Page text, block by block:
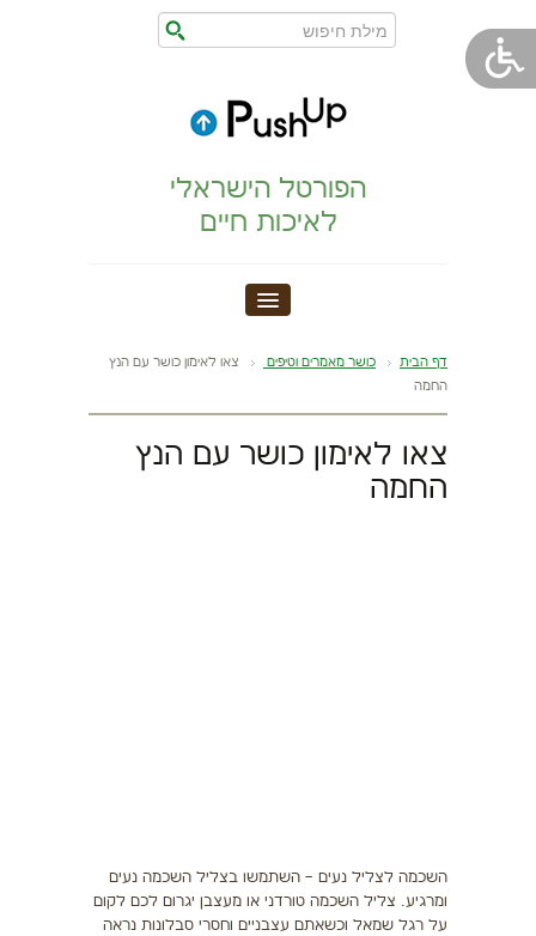
הפורטל הישראלי
לאיכות חיים
חדר כושר
הצהרת נגישות
הריון,לידה,תינוק
צור קשר
דף הבית כושר מאמרים וטיפים
צאו לאימון כושר עם הנץ
החמה
צאו לאימון כושר עם הנץ
החמה
השכמה לצליל נעים – השתמשו בצליל השכמה נעים
ומרגיע. צליל השכמה טורדני או מעצבן יגרום לכם לקום
על רגל שמאל וכשאתם עצבניים וחסרי סבלונות נראה